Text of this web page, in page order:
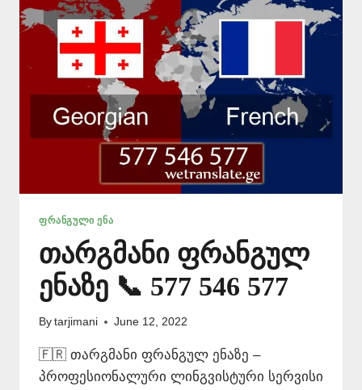
ᲤᲠᲐᲜᲒᲣᲚᲘ ᲔᲜᲐ
თარგმანი ფრანგულ
ენაზე 📞 577 546 577
By tarjimani June 12, 2022
🇫🇷 თარგმანი ფრანგულ ენაზე –
პროფესიონალური ლინგვისტური სერვისი